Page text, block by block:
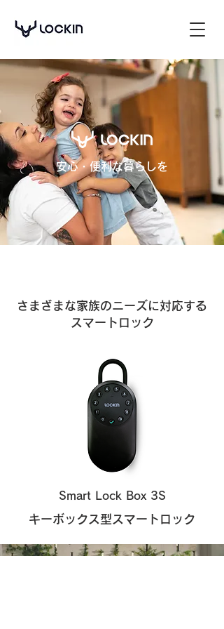
安心・便利な暮らしを
さまざまな家族のニーズに対応する
スマートロック
Smart Lock Box 3S
​キーボックス型スマートロック